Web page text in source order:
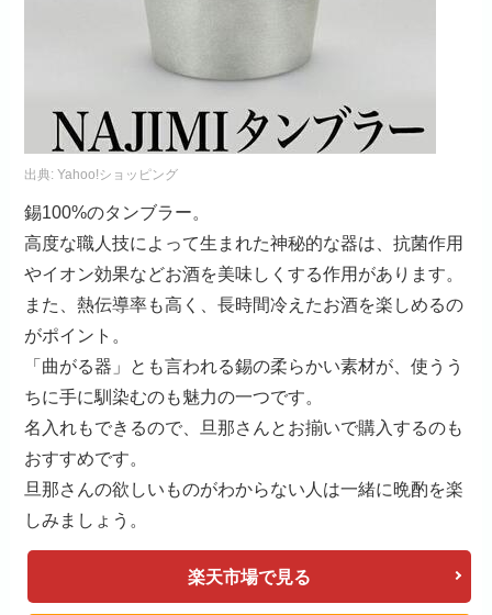
出典:Yahoo!ショッピング
錫100%のタンブラー。
高度な職人技によって生まれた神秘的な器は、抗菌作用
やイオン効果などお酒を美味しくする作用があります。
また、熱伝導率も高く、長時間冷えたお酒を楽しめるの
がポイント。
「曲がる器」とも言われる錫の柔らかい素材が、使うう
ちに手に馴染むのも魅力の一つです。
名入れもできるので、旦那さんとお揃いで購入するのも
おすすめです。
旦那さんの欲しいものがわからない人は一緒に晩酌を楽
しみましょう。
楽天市場で見る